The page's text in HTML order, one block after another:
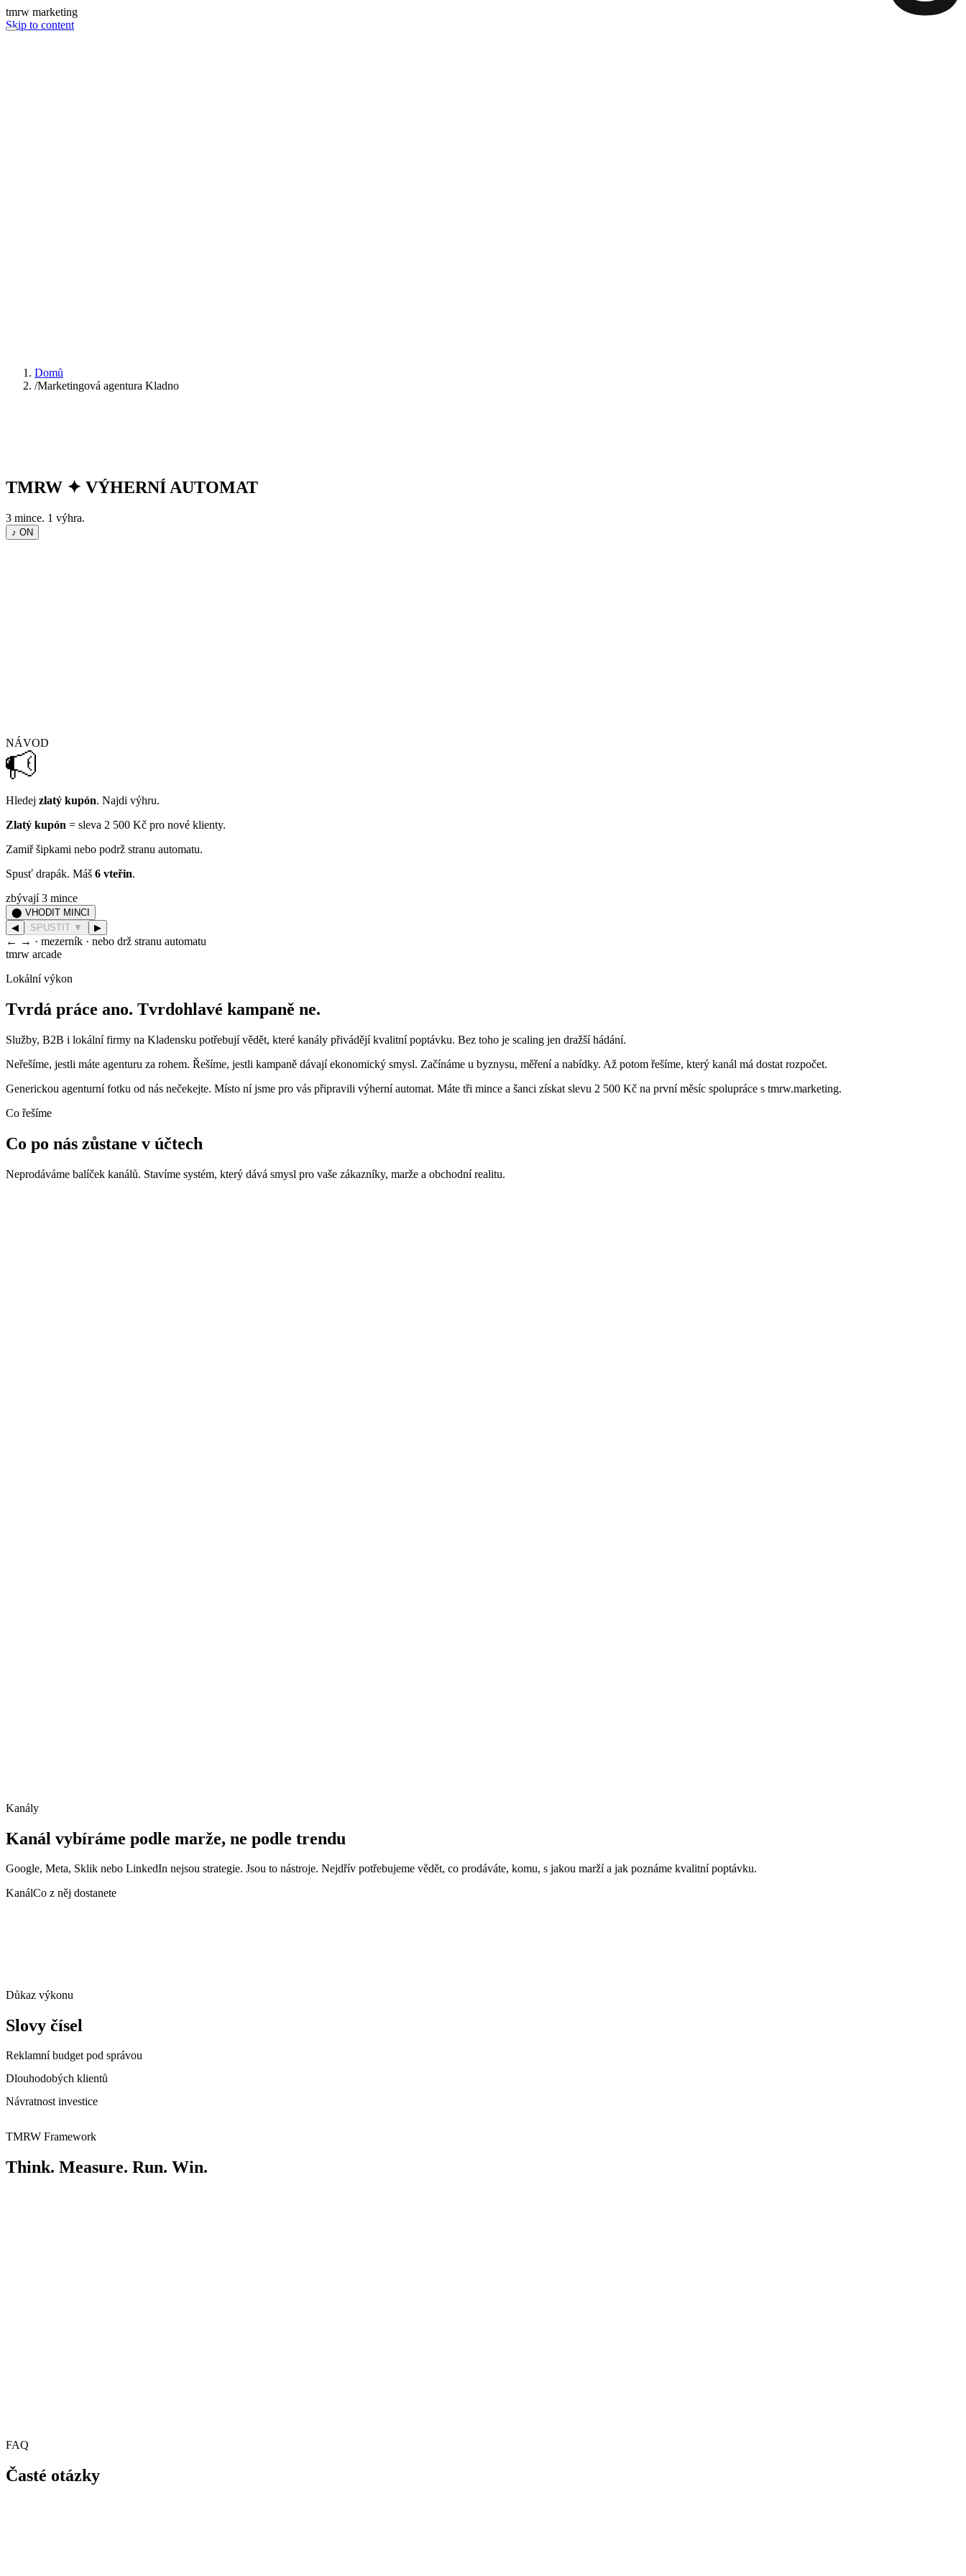
tmrw marketing
Skip to content
Domů
/Marketingová agentura Kladno
TMRW ✦ VÝHERNÍ AUTOMAT
3 mince. 1 výhra.
♪ ON
NÁVOD
Hledej zlatý kupón. Najdi výhru.
Zlatý kupón = sleva 2 500 Kč pro nové klienty.
Zamiř šipkami nebo podrž stranu automatu.
Spusť drapák. Máš 6 vteřin.
zbývají 3 mince
⬤ VHODIT MINCI
◀
SPUSTIT ▼ ▶
← → · mezerník · nebo drž stranu automatu
tmrw arcade
Lokální výkon
Tvrdá práce ano. Tvrdohlavé kampaně ne.
Služby, B2B i lokální firmy na Kladensku potřebují vědět, které kanály přivádějí kvalitní poptávku. Bez toho je scaling jen dražší hádání.
Neřešíme, jestli máte agenturu za rohem. Řešíme, jestli kampaně dávají ekonomický smysl. Začínáme u byznysu, měření a nabídky. Až potom řešíme, který kanál má dostat rozpočet.
Generickou agenturní fotku od nás nečekejte. Místo ní jsme pro vás připravili výherní automat. Máte tři mince a šanci získat slevu 2 500 Kč na první měsíc spolupráce s tmrw.marketing.
Co řešíme
Co po nás zůstane v účtech
Neprodáváme balíček kanálů. Stavíme systém, který dává smysl pro vaše zákazníky, marže a obchodní realitu.
Kanály
Kanál vybíráme podle marže, ne podle trendu
Google, Meta, Sklik nebo LinkedIn nejsou strategie. Jsou to nástroje. Nejdřív potřebujeme vědět, co prodáváte, komu, s jakou marží a jak poznáme kvalitní poptávku.
KanálCo z něj dostanete
Důkaz výkonu
Slovy čísel
Reklamní budget pod správou
Dlouhodobých klientů
Návratnost investice
TMRW Framework
Think. Measure. Run. Win.
FAQ
Časté otázky